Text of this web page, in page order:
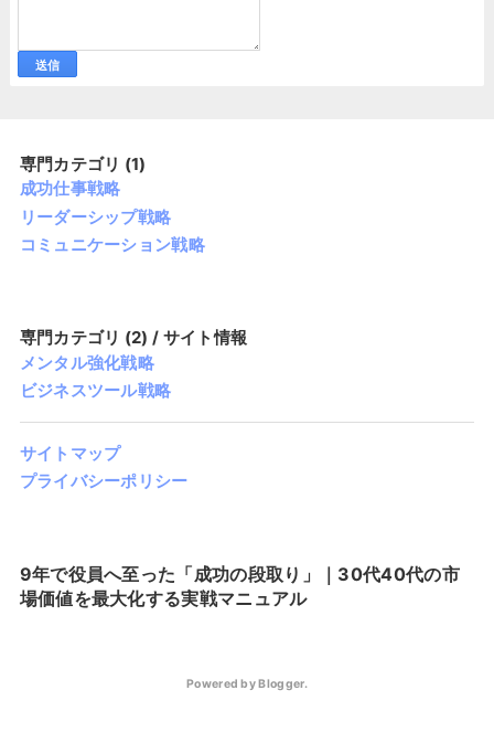
専門カテゴリ (1)
成功仕事戦略
リーダーシップ戦略
コミュニケーション戦略
専門カテゴリ (2) / サイト情報
メンタル強化戦略
ビジネスツール戦略
サイトマップ
プライバシーポリシー
9年で役員へ至った「成功の段取り」｜30代40代の市
場価値を最大化する実戦マニュアル
Powered by Blogger.